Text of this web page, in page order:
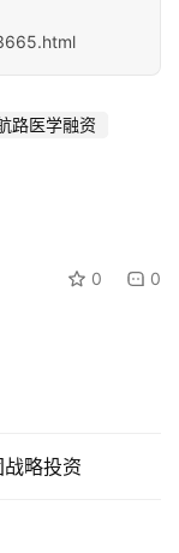
路医学融资
0 0
略投资